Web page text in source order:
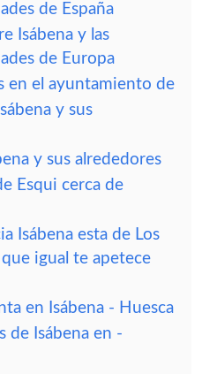
de España
Isábena y las
de Europa
en el ayuntamiento de
y sus
y sus alrededores
Esqui cerca de
Isábena esta de Los
igual te apetece
en Isábena - Huesca
de Isábena en -